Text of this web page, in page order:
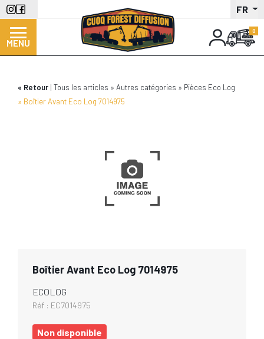
Aller
au
contenu
principal
FR
MENU
Retour Tous les articles Autres catégories
Pièces Eco Log
Boîtier Avant Eco Log 7014975
Boîtier Avant Eco Log 7014975
ECOLOG
Réf : EC7014975
Non disponible